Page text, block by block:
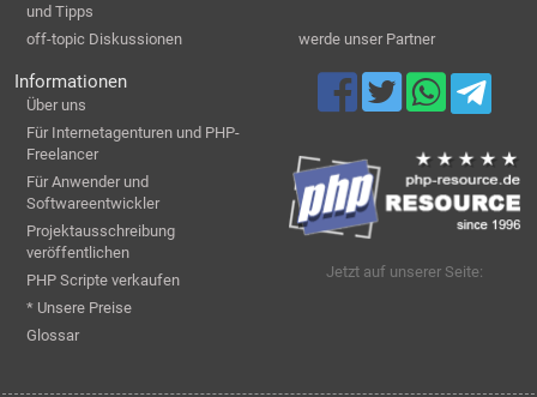
und Tipps
off-topic Diskussionen
werde unser Partner
Informationen
Über uns
Für Internetagenturen und PHP-
Freelancer
Für Anwender und
Softwareentwickler
Projektausschreibung
veröffentlichen
PHP Scripte verkaufen
* Unsere Preise
Glossar
Jetzt auf unserer Seite: